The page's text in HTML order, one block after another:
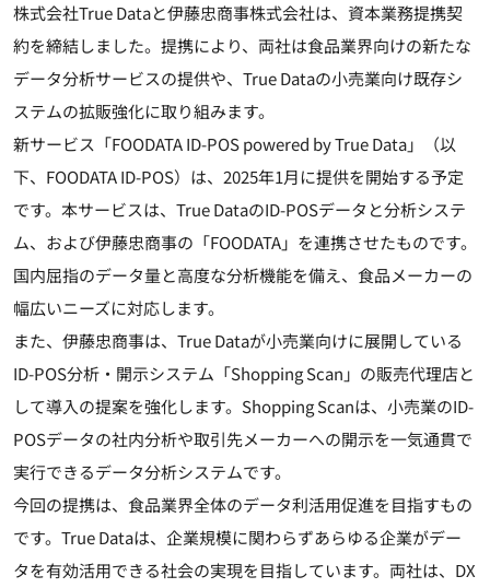
株式会社True Dataと伊藤忠商事株式会社は、資本業務提携契
約を締結しました。提携により、両社は食品業界向けの新たな
データ分析サービスの提供や、True Dataの小売業向け既存シ
ステムの拡販強化に取り組みます。
新サービス「FOODATA ID-POS powered by True Data」（以
下、FOODATA ID-POS）は、2025年1月に提供を開始する予定
です。本サービスは、True DataのID-POSデータと分析システ
ム、および伊藤忠商事の「FOODATA」を連携させたものです。
国内屈指のデータ量と高度な分析機能を備え、食品メーカーの
幅広いニーズに対応します。
また、伊藤忠商事は、True Dataが小売業向けに展開している
ID-POS分析・開示システム「Shopping Scan」の販売代理店と
して導入の提案を強化します。Shopping Scanは、小売業のID-
POSデータの社内分析や取引先メーカーへの開示を一気通貫で
実行できるデータ分析システムです。
今回の提携は、食品業界全体のデータ利活用促進を目指すもの
です。True Dataは、企業規模に関わらずあらゆる企業がデー
タを有効活用できる社会の実現を目指しています。両社は、DX